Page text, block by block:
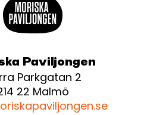
Paviljongen
Parkgatan 2
22 Malmö